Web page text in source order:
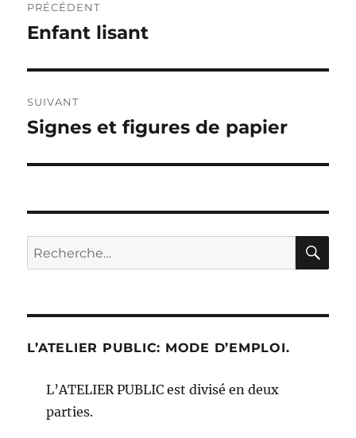
de
PRÉCÉDENT
Publication
Enfant lisant
SUIVANT
Publication
Signes et figures de papier
Recherche
pour :
L’ATELIER PUBLIC: MODE D’EMPLOI.
L’ATELIER PUBLIC est divisé en deux
parties.